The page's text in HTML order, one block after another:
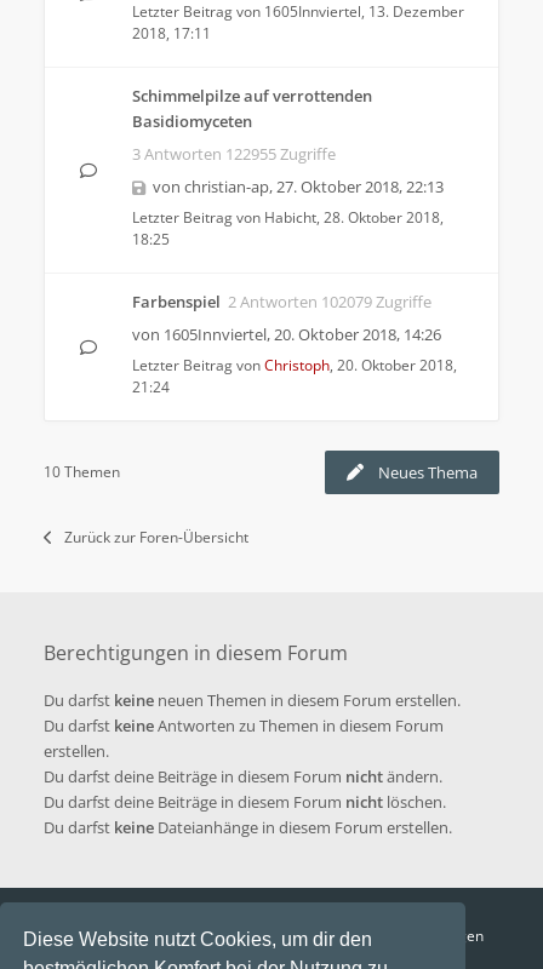
Diese Website nutzt Cookies, um dir den
Letzter Beitrag von 1605Innviertel, 13. Dezember
2018, 17:11
Schimmelpilze auf verrottenden
Basidiomyceten
3 Antworten 122955 Zugriffe
von christian-ap,27. Oktober 2018, 22:13
Letzter Beitrag von Habicht, 28. Oktober 2018,
18:25
Farbenspiel 2 Antworten 102079 Zugriffe
von 1605Innviertel,20. Oktober 2018, 14:26
Letzter Beitrag vonChristoph, 20. Oktober 2018,
21:24
Neues Thema
10 Themen
Zurück zur Foren-Übersicht
Berechtigungen in diesem Forum
Du darfst keine neuen Themen in diesem Forum erstellen.
Du darfst keineAntworten zu Themen in diesem Forum
erstellen.
Du darfst deine Beiträge in diesem Forum nichtändern.
Du darfst deine Beiträge in diesem Forum nicht löschen.
Du darfst keine Dateianhänge in diesem Forum erstellen.
Funga Austria FAQ Datenschutz
Nutzungsbedingungen